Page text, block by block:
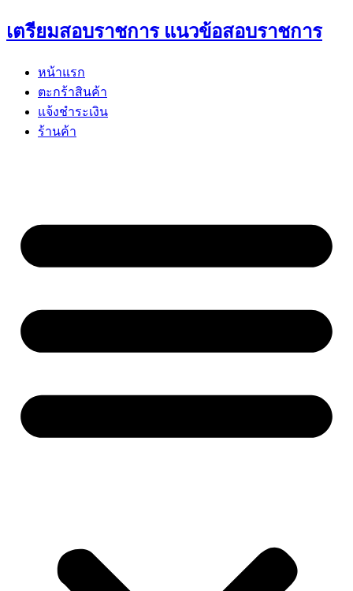
Skip
to
เตรียมสอบราชการ แนวข้อสอบราชการ
หน้าแรก
ตะกร้าสินค้า
แจ้งชำระเงิน
ร้านค้า